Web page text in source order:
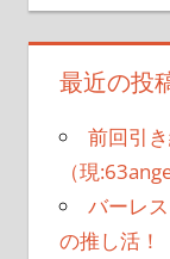
最近の投
前回引
（現
バーレ
の推し活！